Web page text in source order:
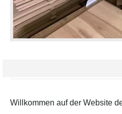
Willkommen auf der Website